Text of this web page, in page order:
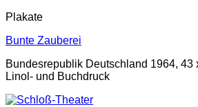
Plakate
Bunte Zauberei
Bundesrepublik Deutschland 1964, 43
Linol- und Buchdruck